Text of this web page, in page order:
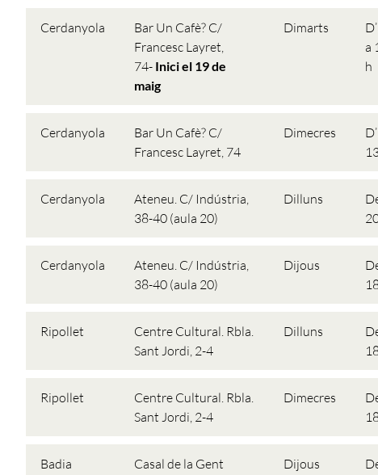
Cerdanyola
Bar Un Cafè? C/
Francesc Layret,
74- Inici el 19 de
maig
Dimarts
a
h
Cerdanyola
Bar Un Cafè? C/
Francesc Layret, 74
Dimecres
Cerdanyola
Ateneu. C/ Indústria,
38-40 (aula 20)
Dilluns
Cerdanyola
Ateneu. C/ Indústria,
38-40 (aula 20)
Dijous
Ripollet
Centre Cultural. Rbla.
Sant Jordi, 2-4
Dilluns
Ripollet
Centre Cultural. Rbla.
Sant Jordi, 2-4
Dimecres
Badia
Casal de la Gent
Dijous